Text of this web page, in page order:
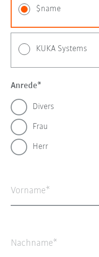
$name
KUKA Systems
Anrede
Divers
Frau
Herr
Vorname
Nachname